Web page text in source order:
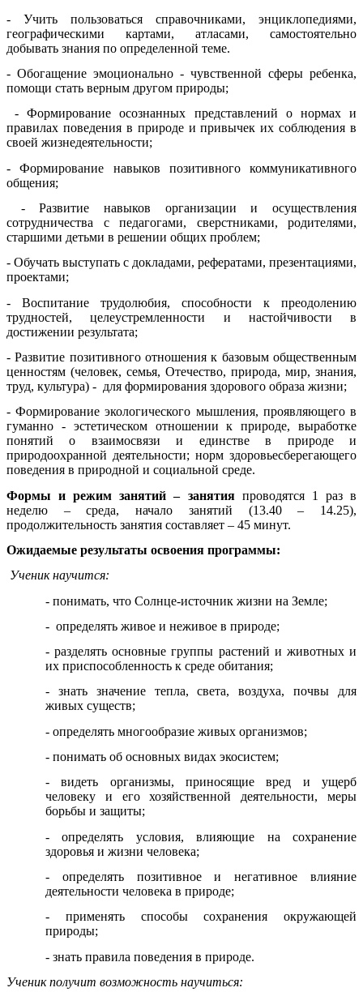
- Учить пользоваться справочниками, энциклопедиями,
географическими картами, атласами, самостоятельно
добывать знания по определенной теме.
- Обогащение эмоционально - чувственной сферы ребенка,
помощи стать верным другом природы;
- Формирование осознанных представлений о нормах и
правилах поведения в природе и привычек их соблюдения в
своей жизнедеятельности;
- Формирование навыков позитивного коммуникативного
общения;
- Развитие навыков организации и осуществления
сотрудничества с педагогами, сверстниками, родителями,
старшими детьми в решении общих проблем;
- Обучать выступать с докладами, рефератами, презентациями,
проектами;
- Воспитание трудолюбия, способности к преодолению
трудностей, целеустремленности и настойчивости в
достижении результата;
- Развитие позитивного отношения к базовым общественным
ценностям (человек, семья, Отечество, природа, мир, знания,
труд, культура) - для формирования здорового образа жизни;
- Формирование экологического мышления, проявляющего в
гуманно - эстетическом отношении к природе, выработке
понятий о взаимосвязи и единстве в природе и
природоохранной деятельности; норм здоровьесберегающего
поведения в природной и социальной среде.
Формы и режим занятий – занятияпроводятся 1 раз в
неделю – среда, начало занятий (13.40 – 14.25),
продолжительность занятия составляет – 45 минут.
Ожидаемые результаты освоения программы:
Ученик научится:
- понимать, что Солнце-источник жизни на Земле;
- определять живое и неживое в природе;
- разделять основные группы растений и животных и
их приспособленность к среде обитания;
- знать значение тепла, света, воздуха, почвы для
живых существ;
- определять многообразие живых организмов;
- понимать об основных видах экосистем;
- видеть организмы, приносящие вред и ущерб
человеку и его хозяйственной деятельности, меры
борьбы и защиты;
- определять условия, влияющие на сохранение
здоровья и жизни человека;
- определять позитивное и негативное влияние
деятельности человека в природе;
- применять способы сохранения окружающей
природы;
- знать правила поведения в природе.
Ученик получит возможность научиться: